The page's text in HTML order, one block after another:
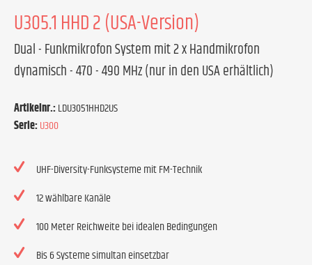
U305.1 HHD 2 (USA-Version)
Dual - Funkmikrofon System mit 2 x Handmikrofon
dynamisch - 470 - 490 MHz (nur in den USA erhältlich)
Artikelnr.:LDU3051HHD2US
Serie:U300
UHF-Diversity-Funksysteme mit FM-Technik
12 wählbare Kanäle
100 Meter Reichweite bei idealen Bedingungen
Bis 6 Systeme simultan einsetzbar